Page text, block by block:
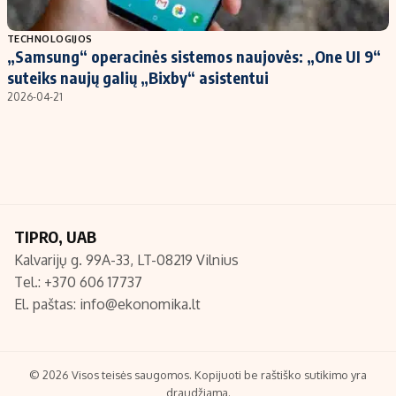
Populiarios temos
Investavimas
Akcijų rinka
Titulinis
Nedarbo išmokos skaičiuoklė
Redakcija
Turinio žymėjimo taisyklės
TECHNOLOGIJOS
„Samsung“ operacinės sistemos naujovės: „One UI 9“
suteiks naujų galių „Bixby“ asistentui
2026-04-21
TIPRO, UAB
Kalvarijų g. 99A-33, LT-08219 Vilnius
Tel.: +370 606 17737
El. paštas: info@ekonomika.lt
© 2026 Visos teisės saugomos. Kopijuoti be raštiško sutikimo yra
draudžiama.